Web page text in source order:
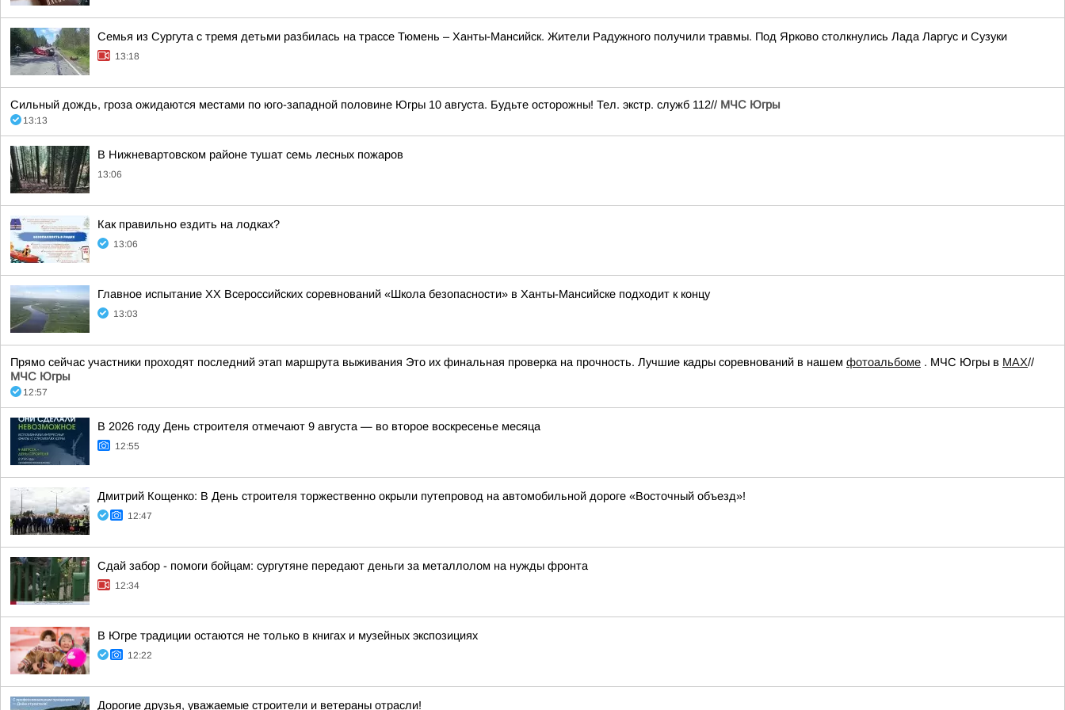
Семья из Сургута с тремя детьми разбилась на трассе Тюмень – Ханты-Мансийск. Жители Радужного получили травмы. Под Ярково столкнулись Лада Ларгус и Сузуки
13:18
Сильный дождь, гроза ожидаются местами по юго-западной половине Югры 10 августа. Будьте осторожны! Тел. экстр. служб 112// МЧС Югры
13:13
В Нижневартовском районе тушат семь лесных пожаров
13:06
Как правильно ездить на лодках?
13:06
Главное испытание XX Всероссийских соревнований «Школа безопасности» в Ханты-Мансийске подходит к концу
13:03
Прямо сейчас участники проходят последний этап маршрута выживания Это их финальная проверка на прочность. Лучшие кадры соревнований в нашем фотоальбоме . МЧС Югры в МАХ//
МЧС Югры
12:57
В 2026 году День строителя отмечают 9 августа — во второе воскресенье месяца
12:55
Дмитрий Кощенко: В День строителя торжественно окрыли путепровод на автомобильной дороге «Восточный объезд»!
12:47
Сдай забор - помоги бойцам: сургутяне передают деньги за металлолом на нужды фронта
12:34
В Югре традиции остаются не только в книгах и музейных экспозициях
12:22
Дорогие друзья, уважаемые строители и ветераны отрасли!